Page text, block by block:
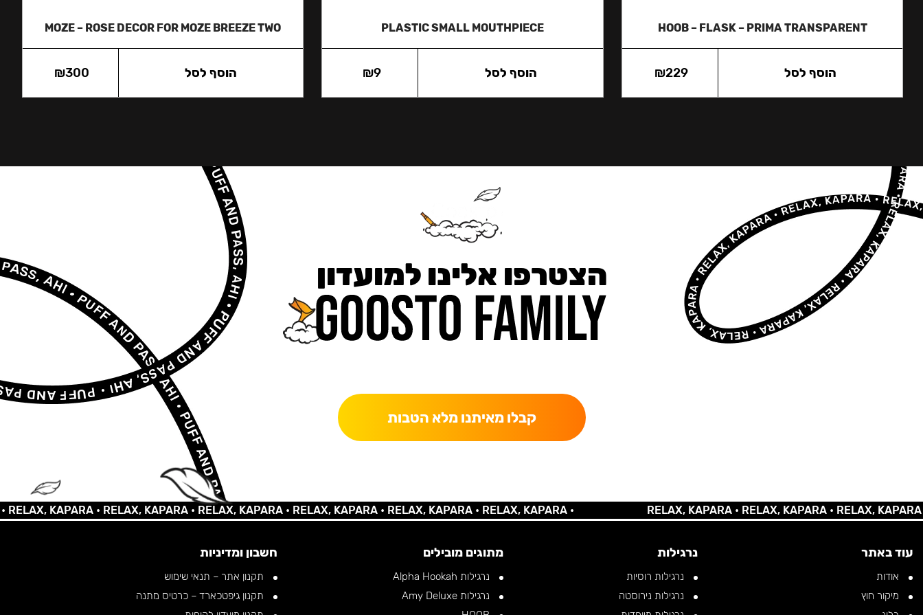
HOOB – FLASK – PRIMA TRANSPARENT
₪229 הוסף לסל
PLASTIC SMALL MOUTHPIECE
₪9 הוסף לסל
MOZE – ROSE DECOR FOR MOZE BREEZE TWO
₪300 הוסף לסל
הצטרפו אלינו למועדון
קבלו מאיתנו מלא הטבות
KAPARA •RELAX, KAPARA •RELAX, KAPARA •RELAX, KAPARA •RELAX, KAPARA •RELAX, KAPARA • RELAX, KAPARA •RELAX, KAPARA •RELAX, KAPARA •
עוד באתר
אודות
מיקור חוץ
נרגילות
נרגילות רוסיות
נרגילות נירוסטה
מתוגים מובילים
נרגילות Alpha Hookah
נרגילות Amy Deluxe
חשבון ומדיניות
תקנון אתר – תנאי שימוש
תקנון גיפטכארד – כרטיס מתנה